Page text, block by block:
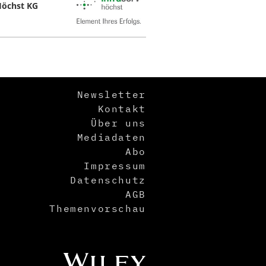
KG
Newsletter
Kontakt
Über uns
Mediadaten
Abo
Impressum
Datenschutz
AGB
Themenvorschau